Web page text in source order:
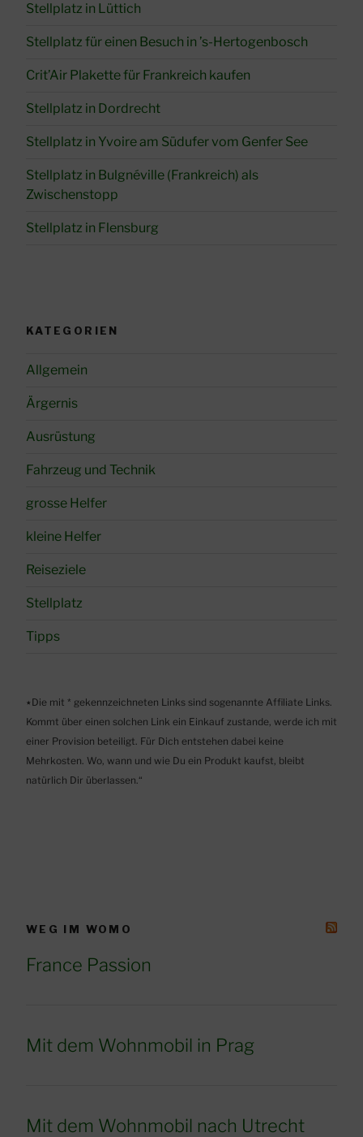
Stellplatz in Lüttich
Stellplatz für einen Besuch in ’s-Hertogenbosch
Crit’Air Plakette für Frankreich kaufen
Stellplatz in Dordrecht
Stellplatz in Yvoire am Südufer vom Genfer See
Stellplatz in Bulgnéville (Frankreich) als
Zwischenstopp
Stellplatz in Flensburg
KATEGORIEN
Allgemein
Ärgernis
Ausrüstung
Fahrzeug und Technik
grosse Helfer
kleine Helfer
Reiseziele
Stellplatz
Tipps
٭Die mit * gekennzeichneten Links sind sogenannte Affiliate Links.
Kommt über einen solchen Link ein Einkauf zustande, werde ich mit
einer Provision beteiligt. Für Dich entstehen dabei keine
Mehrkosten. Wo, wann und wie Du ein Produkt kaufst, bleibt
natürlich Dir überlassen.“
WEG IM WOMO
France Passion
Mit dem Wohnmobil in Prag
Mit dem Wohnmobil nach Utrecht